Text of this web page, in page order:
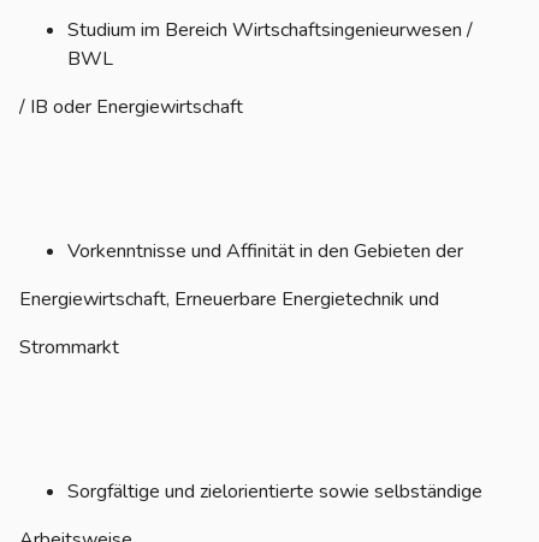
Studium im Bereich Wirtschaftsingenieurwesen /
BWL
/ IB oder Energiewirtschaft
Vorkenntnisse und Affinität in den Gebieten der
Energiewirtschaft, Erneuerbare Energietechnik und
Strommarkt
Sorgfältige und zielorientierte sowie selbständige